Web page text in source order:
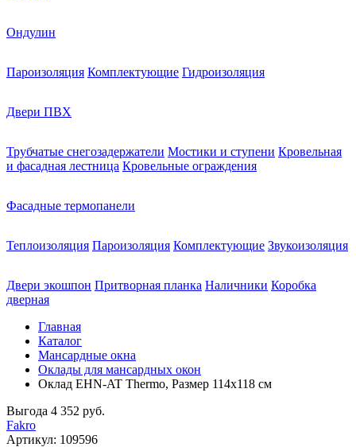
Ондулин
Пароизоляция Комплектующие Гидроизоляция
Двери ПВХ
Трубчатые снегозадержатели Мостики и ступени Кровельная
и фасадная лестница Кровельные ограждения
Фасадные термопанели
Теплоизоляция Пароизоляция Комплектующие Звукоизоляция
Двери экошпон Притворная планка Наличники Коробка
дверная
Главная
Каталог
Мансардные окна
Оклады для мансардных окон
Оклад EHN-AT Thermo, Размер 114х118 см
Выгода 4 352 руб.
Fakro
Артикул: 109596